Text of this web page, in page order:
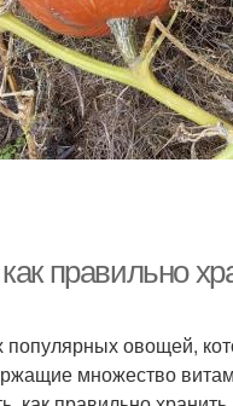
правильно
овощей,
множество